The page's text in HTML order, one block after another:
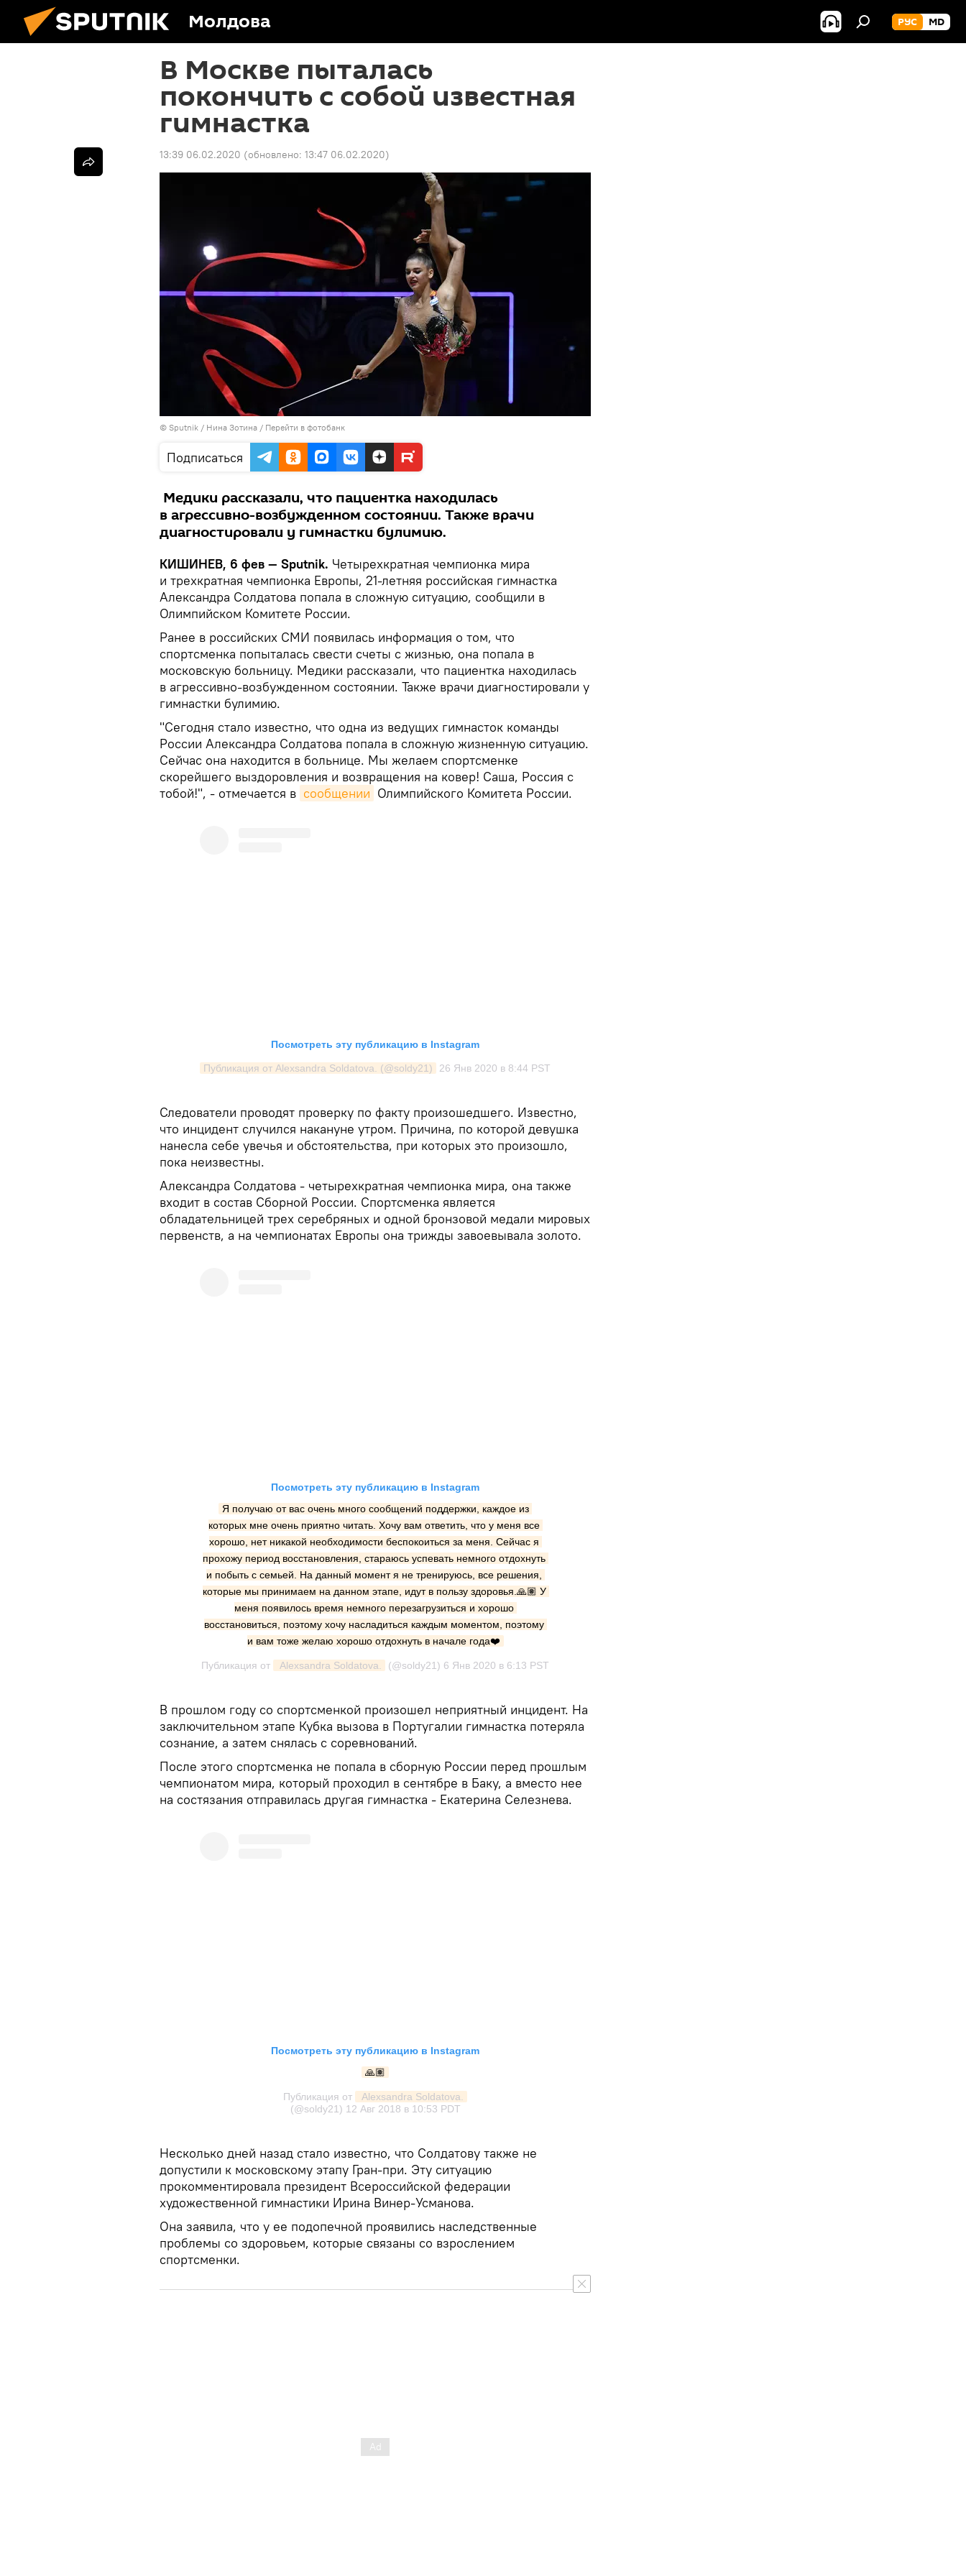
Молдова РУС MD
В Москве пыталась
покончить с собой известная
гимнастка
13:39 06.02.2020 (обновлено: 13:47 06.02.2020)
© Sputnik / Нина Зотина / Перейти в фотобанк
Подписаться
Медики рассказали, что пациентка находилась
в агрессивно-возбужденном состоянии. Также врачи
диагностировали у гимнастки булимию.
КИШИНЕВ, 6 фев — Sputnik. Четырехкратная чемпионка мира
и трехкратная чемпионка Европы, 21-летняя российская гимнастка
Александра Солдатова попала в сложную ситуацию, сообщили в
Олимпийском Комитете России.
Ранее в российских СМИ появилась информация о том, что
спортсменка попыталась свести счеты с жизнью, она попала в
московскую больницу. Медики рассказали, что пациентка находилась
в агрессивно-возбужденном состоянии. Также врачи диагностировали у
гимнастки булимию.
"Сегодня стало известно, что одна из ведущих гимнасток команды
России Александра Солдатова попала в сложную жизненную ситуацию.
Сейчас она находится в больнице. Мы желаем спортсменке
скорейшего выздоровления и возвращения на ковер! Саша, Россия с
тобой!", - отмечается в сообщении Олимпийского Комитета России.
Посмотреть эту публикацию в Instagram
Публикация от Alexsandra Soldatova. (@soldy21) 26 Янв 2020 в 8:44 PST
Следователи проводят проверку по факту произошедшего. Известно,
что инцидент случился накануне утром. Причина, по которой девушка
нанесла себе увечья и обстоятельства, при которых это произошло,
пока неизвестны.
Александра Солдатова - четырехкратная чемпионка мира, она также
входит в состав Сборной России. Спортсменка является
обладательницей трех серебряных и одной бронзовой медали мировых
первенств, а на чемпионатах Европы она трижды завоевывала золото.
Посмотреть эту публикацию в Instagram
Я получаю от вас очень много сообщений поддержки, каждое из
которых мне очень приятно читать. Хочу вам ответить, что у меня все
хорошо, нет никакой необходимости беспокоиться за меня. Сейчас я
прохожу период восстановления, стараюсь успевать немного отдохнуть
и побыть с семьей. На данный момент я не тренируюсь, все решения,
которые мы принимаем на данном этапе, идут в пользу здоровья.🙏🏽 У
меня появилось время немного перезагрузиться и хорошо
восстановиться, поэтому хочу насладиться каждым моментом, поэтому
и вам тоже желаю хорошо отдохнуть в начале года❤️
Публикация от Alexsandra Soldatova. (@soldy21) 6 Янв 2020 в 6:13 PST
В прошлом году со спортсменкой произошел неприятный инцидент. На
заключительном этапе Кубка вызова в Португалии гимнастка потеряла
сознание, а затем снялась с соревнований.
После этого спортсменка не попала в сборную России перед прошлым
чемпионатом мира, который проходил в сентябре в Баку, а вместо нее
на состязания отправилась другая гимнастка - Екатерина Селезнева.
Посмотреть эту публикацию в Instagram
🙏🏽
Публикация от
Alexsandra Soldatova.
(@soldy21) 12 Авг 2018 в 10:53 PDT
Несколько дней назад стало известно, что Солдатову также не
допустили к московскому этапу Гран-при. Эту ситуацию
прокомментировала президент Всероссийской федерации
художественной гимнастики Ирина Винер-Усманова.
Она заявила, что у ее подопечной проявились наследственные
проблемы со здоровьем, которые связаны со взрослением
спортсменки.